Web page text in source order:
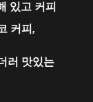
있고 커피
커피 ,
러 맛있는